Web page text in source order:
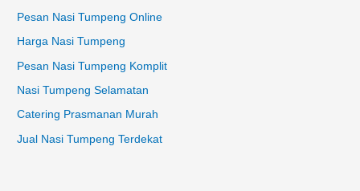
Pesan Nasi Tumpeng Online
Harga Nasi Tumpeng
Pesan Nasi Tumpeng Komplit
Nasi Tumpeng Selamatan
Catering Prasmanan Murah
Jual Nasi Tumpeng Terdekat